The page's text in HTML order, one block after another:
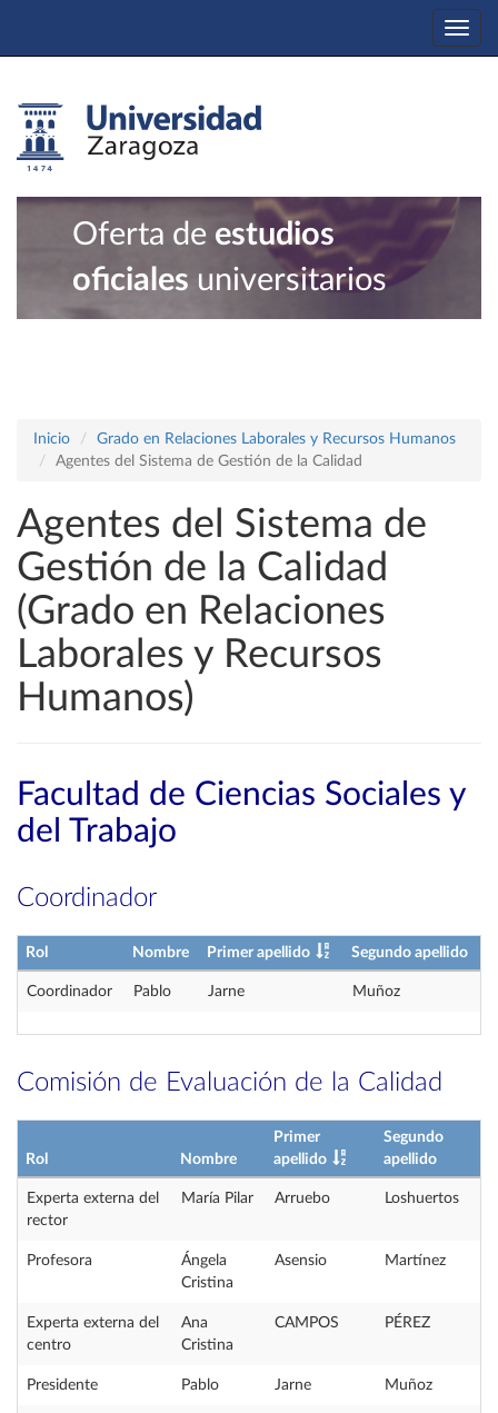
Oferta de estudios
oficiales universitarios
Inicio
Grado en Relaciones Laborales y Recursos Humanos
Agentes del Sistema de Gestión de la Calidad
Agentes del Sistema de
Gestión de la Calidad
(Grado en Relaciones
Laborales y Recursos
Humanos)
Facultad de Ciencias Sociales y
del Trabajo
Coordinador
Rol Nombre Primer apellido Segundo apellido
Coordinador Pablo Jarne Muñoz
Comisión de Evaluación de la Calidad
Rol Nombre
Primer
apellido
Segundo
apellido
Experta externa del
rector
María Pilar Arruebo Loshuertos
Profesora
Ángela
Cristina
Asensio Martínez
Experta externa del
centro
Ana
Cristina
CAMPOS PÉREZ
Presidente Pablo Jarne Muñoz